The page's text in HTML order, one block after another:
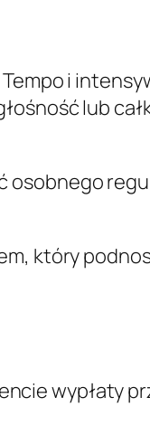
i
lub
osobnego
który
wypłaty